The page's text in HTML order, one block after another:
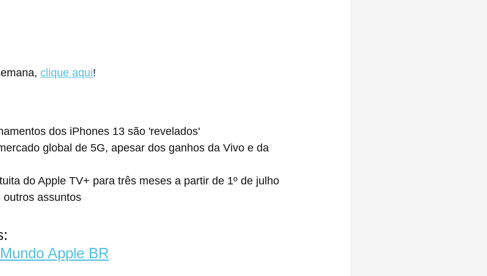
clique aqui!
dos iPhones 13 são 'revelados'
global de 5G, apesar dos ganhos da Vivo e da
do Apple TV+ para três meses a partir de 1º de julho
outros assuntos
Mundo Apple BR